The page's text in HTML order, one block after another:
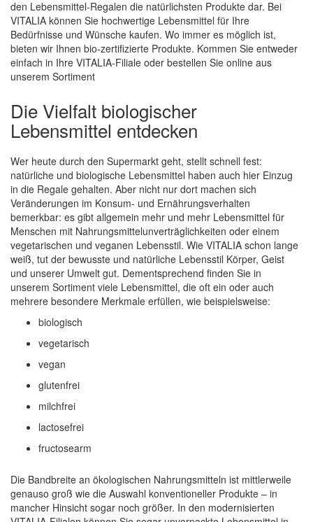
den Lebensmittel-Regalen die natürlichsten Produkte dar. Bei
VITALIA können Sie hochwertige Lebensmittel für Ihre
Bedürfnisse und Wünsche kaufen. Wo immer es möglich ist,
bieten wir Ihnen bio-zertifizierte Produkte. Kommen Sie entweder
einfach in Ihre VITALIA-Filiale oder bestellen Sie online aus
unserem Sortiment
Die Vielfalt biologischer
Lebensmittel entdecken
Wer heute durch den Supermarkt geht, stellt schnell fest:
natürliche und biologische Lebensmittel haben auch hier Einzug
in die Regale gehalten. Aber nicht nur dort machen sich
Veränderungen im Konsum- und Ernährungsverhalten
bemerkbar: es gibt allgemein mehr und mehr Lebensmittel für
Menschen mit Nahrungsmittelunverträglichkeiten oder einem
vegetarischen und veganen Lebensstil. Wie VITALIA schon lange
weiß, tut der bewusste und natürliche Lebensstil Körper, Geist
und unserer Umwelt gut. Dementsprechend finden Sie in
unserem Sortiment viele Lebensmittel, die oft ein oder auch
mehrere besondere Merkmale erfüllen, wie beispielsweise:
biologisch
vegetarisch
vegan
glutenfrei
milchfrei
lactosefrei
fructosearm
Die Bandbreite an ökologischen Nahrungsmitteln ist mittlerweile
genauso groß wie die Auswahl konventioneller Produkte – in
mancher Hinsicht sogar noch größer. In den modernisierten